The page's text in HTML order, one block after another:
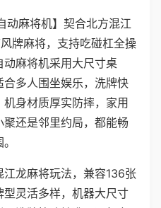
动麻将机】契合北方混江
牌麻将，支持吃碰杠全操
麻将机采用大尺寸桌
多人围坐娱乐，洗牌快
身材质厚实防摔，家用
还是邻里约局，都能畅
龙麻将玩法，兼容136张
灵活多样，机器大尺寸